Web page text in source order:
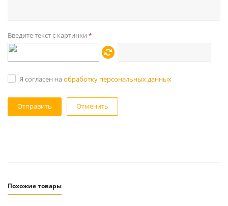
Введите текст с картинки *
Я согласен на обработку персональных данных
Отменить
Похожие товары